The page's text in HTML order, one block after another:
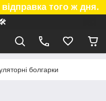
того ж дня.
болгарки